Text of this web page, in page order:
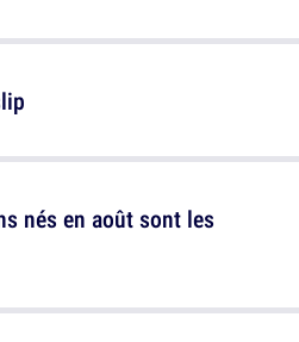
nés en août sont les